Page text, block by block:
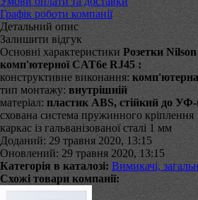
Графік роботи компанії
Детальний опис
Залишити відгук
Основні характеристики Розетки Nilson
комп'ютерної CAT6e RJ45 :
конструктивне виконання:
тип монтажу: внутрішній
матеріал: пластик ABS, стійкий до
схована система пружинного кріплення
каркас із гальванізованої сталі 1 мм
Доданий: 29 травня 2020, 13:15
Оновлений: 29 травня 2020, 13:15
Категорія в каталозі: Вимикачі,
Схожі товари компанії: